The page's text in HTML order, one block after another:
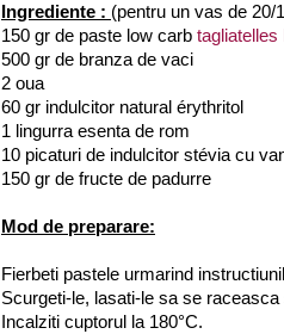
Ingrediente : (pentru un vas de 20/
150 gr de paste low carb tagliatelles
500 gr de branza de vaci
2 oua
60 gr indulcitor natural érythritol
1 lingurra esenta de rom
10 picaturi de indulcitor stévia cu
150 gr de fructe de padurre
Mod de preparare:
Fierbeti pastele urmarind
Scurgeti-le, lasati-le sa se raceasca
Incalziti cuptorul la 180°C.